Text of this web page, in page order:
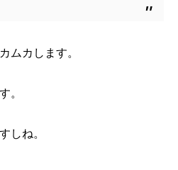
ムカします。
。
しね。